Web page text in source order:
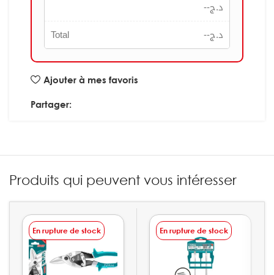
--د.ج
Total
--د.ج
Ajouter à mes favoris
Partager:
Produits qui peuvent vous intéresser
En rupture de stock En rupture de stock